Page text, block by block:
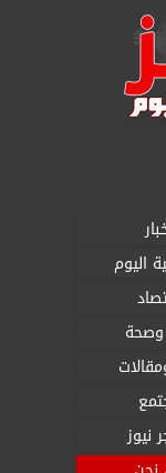
اليوم
نيوز